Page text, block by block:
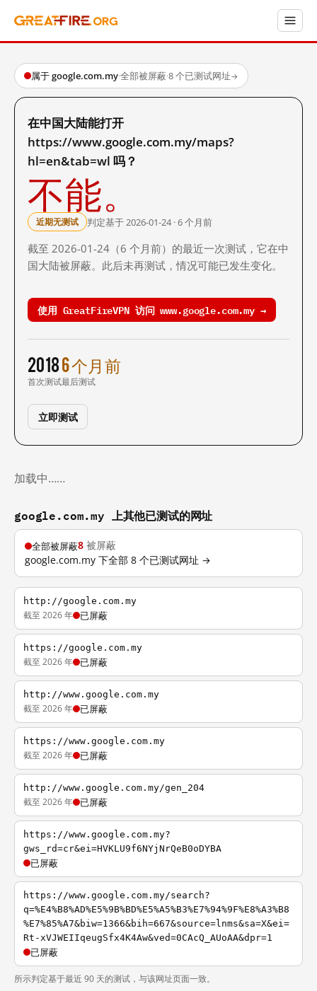
属于 google.com.my·全部被屏蔽·8 个已测试网址→
在中国大陆能打开
https://www.google.com.my/maps?
hl=en&tab=wl 吗？
不能。
近期无测试 判定基于 2026-01-24 · 6 个月前
截至 2026-01-24（6 个月前）的最近一次测试，它在中
国大陆被屏蔽。此后未再测试，情况可能已发生变化。
使用 GreatFireVPN 访问 www.google.com.my →
2018
首次测试
6 个月前
最后测试
立即测试
加载中……
google.com.my 上其他已测试的网址
全部被屏蔽8 被屏蔽
google.com.my 下全部 8 个已测试网址 →
http://google.com.my
截至 2026 年 已屏蔽
https://google.com.my
截至 2026 年 已屏蔽
http://www.google.com.my
截至 2026 年 已屏蔽
https://www.google.com.my
截至 2026 年 已屏蔽
http://www.google.com.my/gen_204
截至 2026 年 已屏蔽
https://www.google.com.my?
gws_rd=cr&ei=HVKLU9f6NYjNrQeB0oDYBA
已屏蔽
https://www.google.com.my/search?
q=%E4%B8%AD%E5%9B%BD%E5%A5%B3%E7%94%9F%E8%A3%B8
%E7%85%A7&biw=1366&bih=667&source=lnms&sa=X&ei=
Rt-xVJWEIIqeugSfx4K4Aw&ved=0CAcQ_AUoAA&dpr=1
已屏蔽
所示判定基于最近 90 天的测试，与该网址页面一致。